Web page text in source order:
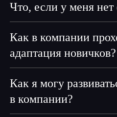
Что, если у меня нет
Как в компании
адаптация новичков?
Как я могу
в компании?